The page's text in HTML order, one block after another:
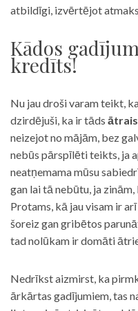
atbildīgi, izvērtējot
Kādos
kredīts!
Nu jau droši varam teikt,
dzirdējuši, ka ir tāds
neizejot no mājām, bez
nebūs pārspīlēti teikts, ja
neatņemama mūsu
gan lai tā nebūtu, ja
Protams, kā jau visam ir
šoreiz gan gribētos
tad nolūkam ir domāti
Nedrīkst aizmirst, ka
ārkārtas gadījumiem, tas